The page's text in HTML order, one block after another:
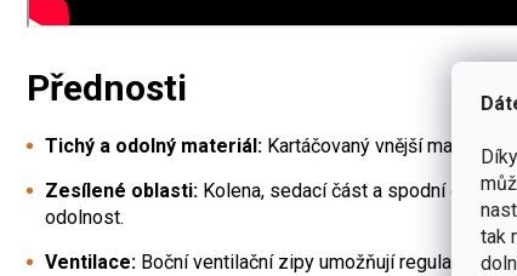
tak
Přednosti
Tichý a odolný materiál: Kartáčovaný vnější materiál
Zesílené oblasti: Kolena, sedací část a spodní části
odolnost.
Ventilace: Boční ventilační zipy umožňují regulaci